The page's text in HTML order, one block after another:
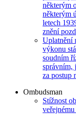
některým
některým
letech
znění
Uplatnění
výkonu
soudním
správním,
za postup
Ombudsman
Stížnost